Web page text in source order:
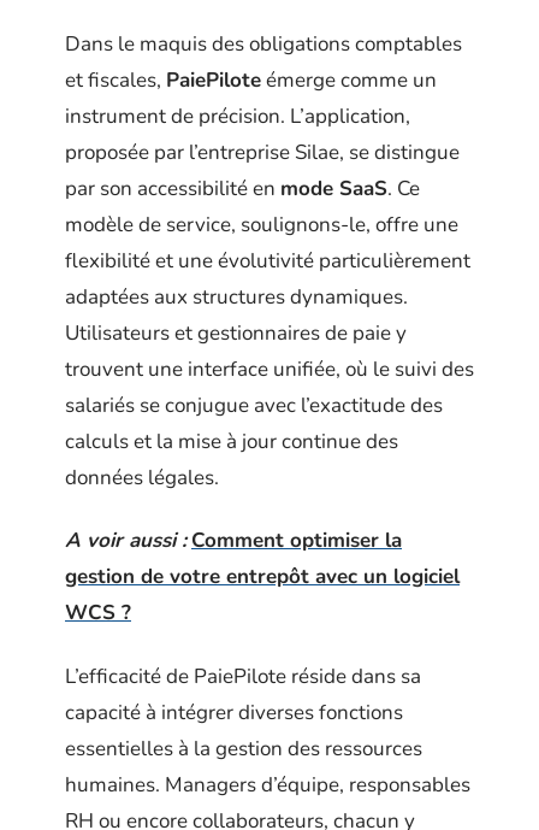
Dans le maquis des obligations comptables
et fiscales, PaiePiloteémerge comme un
instrument de précision. L’application,
proposée par l’entreprise Silae, se distingue
par son accessibilité en mode SaaS. Ce
modèle de service, soulignons-le, offre une
flexibilité et une évolutivité particulièrement
adaptées aux structures dynamiques.
Utilisateurs et gestionnaires de paie y
trouvent une interface unifiée, où le suivi des
salariés se conjugue avec l’exactitude des
calculs et la mise à jour continue des
données légales.
A voir aussi : Comment optimiser la
gestion de votre entrepôt avec un logiciel
WCS ?
L’efficacité de PaiePilote réside dans sa
capacité à intégrer diverses fonctions
essentielles à la gestion des ressources
humaines. Managers d’équipe, responsables
RH ou encore collaborateurs, chacun y